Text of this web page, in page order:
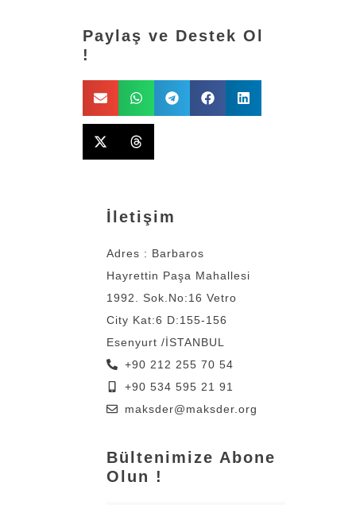
Paylaş ve Destek Ol
!
İletişim
Adres : Barbaros
Hayrettin Paşa Mahallesi
1992. Sok.No:16 Vetro
City Kat:6 D:155-156
Esenyurt /İSTANBUL
+90 212 255 70 54
+90 534 595 21 91
maksder@maksder.org
Bültenimize Abone
Olun !